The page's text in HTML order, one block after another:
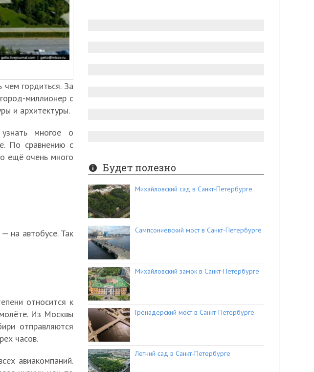
гордиться. За
миллионер с
и архитектуры.
многое о
По сравнению с
ещё очень много
на автобусе. Так
относится к
Из Москвы
отправляются
часов.
авиакомпаний.
Будет полезно
Михайловский сад в Санкт-Петербурге
Сампсониевский мост в Санкт-Петербурге
Михайловский замок в Санкт-Петербурге
Гренадерский мост в Санкт-Петербурге
Летний сад в Санкт-Петербурге